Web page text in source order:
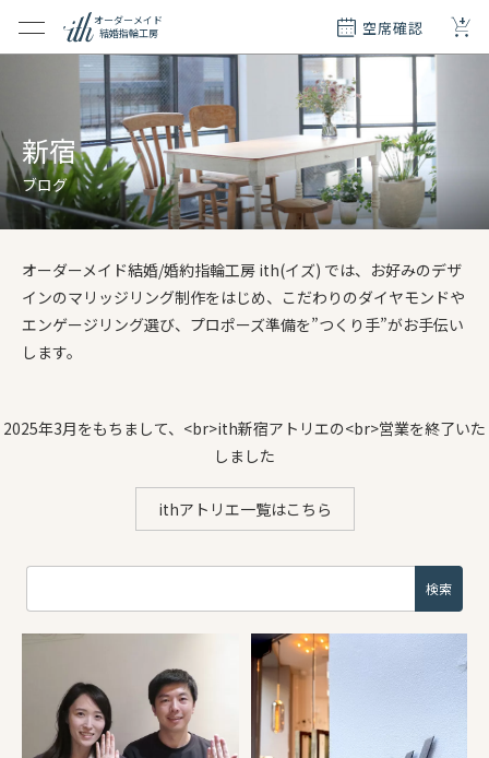
オーダーメイド
結婚指輪工房
空席確認 +
リー
問
ブログ
新宿
オーダーメイド結婚/婚約指輪工房 ith(イズ) では、お好みのデザ
インのマリッジリング制作をはじめ、こだわりのダイヤモンドや
エンゲージリング選び、プロポーズ準備を”つくり手”がお手伝い
します。
2025年3月をもちまして、<br>ith新宿アトリエの<br>営業を終了いた
しました
ithアトリエ一覧はこちら